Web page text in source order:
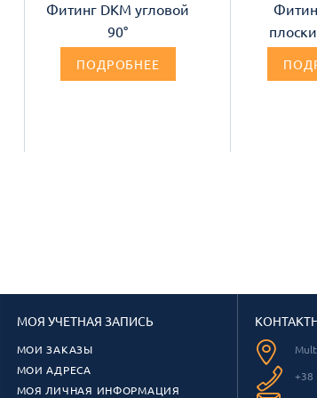
Фитинг DKM угловой
90°
ПОДРОБНЕЕ
МОЯ УЧЕТНАЯ ЗАПИСЬ
МОИ ЗАКАЗЫ
МОИ АДРЕСА
МОЯ ЛИЧНАЯ ИНФОРМАЦИЯ
+38